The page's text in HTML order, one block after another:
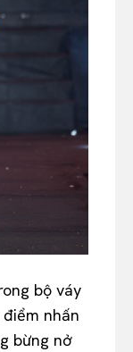
bộ váy
nhấn
bừng nở